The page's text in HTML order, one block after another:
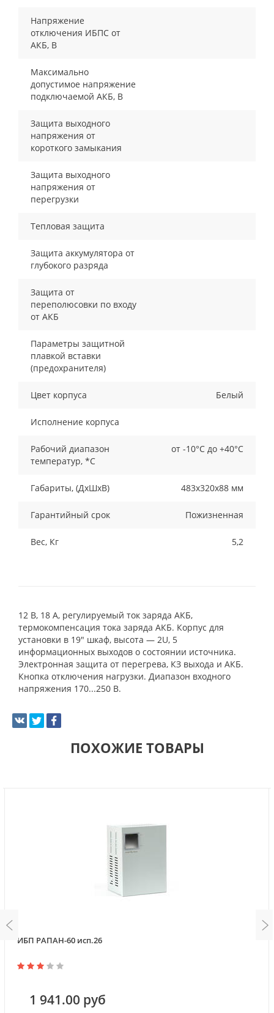
Напряжение
отключения ИБПС от
АКБ, В
Максимально
допустимое напряжение
подключаемой АКБ, В
Защита выходного
напряжения от
короткого замыкания
Защита выходного
напряжения от
перегрузки
Тепловая защита
Защита аккумулятора от
глубокого разряда
Защита от
переполюсовки по входу
от АКБ
Параметры защитной
плавкой вставки
(предохранителя)
Цвет корпуса Белый
Исполнение корпуса
Рабочий диапазон
температур, *С
от -10°С до +40°С
Габариты, (ДxШxВ) 483х320х88 мм
Гарантийный срок Пожизненная
Вес, Кг 5,2
12 В, 18 А, регулируемый ток заряда АКБ,
термокомпенсация тока заряда АКБ. Корпус для
установки в 19" шкаф, высота — 2U, 5
информационных выходов о состоянии источника.
Электронная защита от перегрева, КЗ выхода и АКБ.
Кнопка отключения нагрузки. Диапазон входного
напряжения 170...250 В.
ПОХОЖИЕ ТОВАРЫ
ИБП РАПАН-60 исп.26
1 941.00 руб